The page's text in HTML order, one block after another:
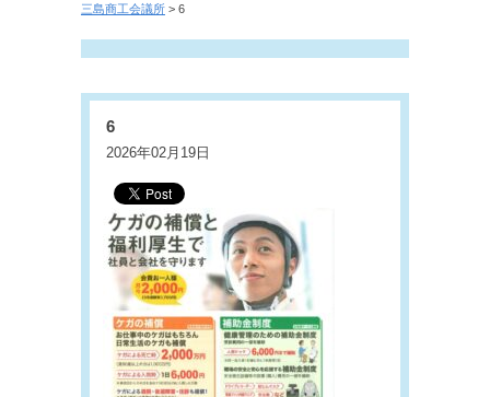
三島商工会議所 > 6
6
2026年02月19日